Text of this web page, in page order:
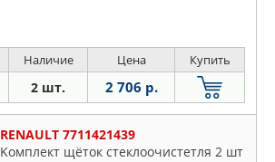
Наличие Цена Купить
2 шт. 2 706 р.
RENAULT 7711421439
Koмплeкт щётoк cтeклooчиcтeтля 2 шт